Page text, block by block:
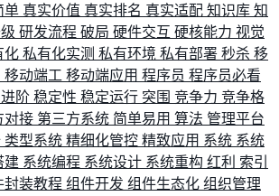
单 真实价值 真实排名 真实适配 知识库 知
研发流程 破局 硬件交互 硬核能力 视觉
化 私有化实测 私有环境 私有部署 秒杀 移
移动端工 移动端应用 程序员 程序员必看
阶 稳定性 稳定运行 突围 竞争力 竞争格
对接 第三方系统 简单易用 算法 管理平台
类型系统 精细化管控 精致应用 系统 系统
建 系统编程 系统设计 系统重构 红利 索引
封装教程 组件开发 组件生态化 组织管理